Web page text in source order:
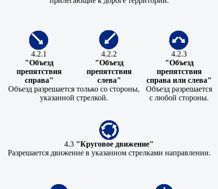
4.2.1
"Объезд
препятствия
справа"
4.2.2
"Объезд
препятствия
слева"
4.2.3
"Объезд
препятствия
справа или слева"
Объезд разрешается только со стороны,
указанной стрелкой.
Объезд разрешается
с любой стороны.
4.3 "Круговое движение"
Разрешается движение в указанном стрелками направлении.